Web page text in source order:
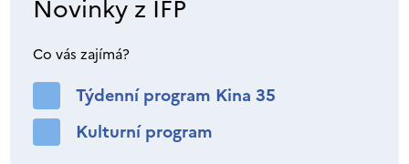
Novinky z IFP
Co vás zajímá?
Týdenní program Kina 35
Kulturní program